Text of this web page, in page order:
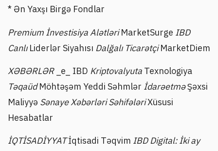
* Ən Yaxşı Birgə Fondlar
Premium İnvestisiya AlətləriMarketSurge IBD
Canlı Liderlər Siyahısı Dalğalı TicarətçiMarketDiem
XƏBƏRLƏR_e_ IBD Kriptovalyuta Texnologiya
TəqaüdMöhtəşəm Yeddi Səhmlər İdarəetməŞəxsi
Maliyyə Sənaye Xəbərləri SəhifələriXüsusi
Hesabatlar
İQTİSADİYYATİqtisadi Təqvim IBD Digital: İki ay